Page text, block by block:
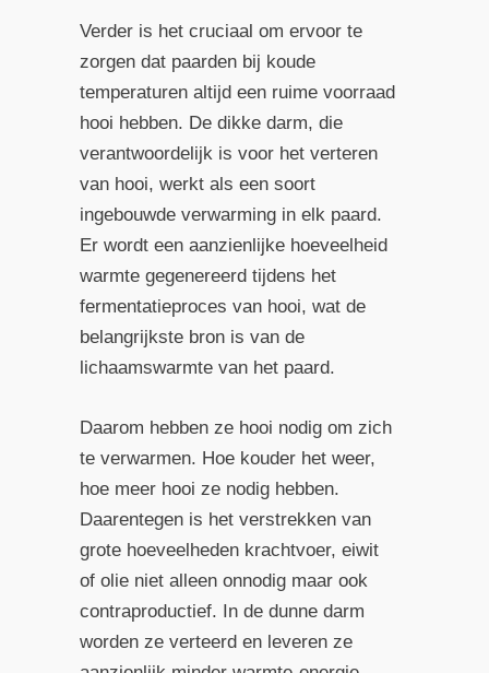
Verder is het cruciaal om ervoor te
zorgen dat paarden bij koude
temperaturen altijd een ruime voorraad
hooi hebben. De dikke darm, die
verantwoordelijk is voor het verteren
van hooi, werkt als een soort
ingebouwde verwarming in elk paard.
Er wordt een aanzienlijke hoeveelheid
warmte gegenereerd tijdens het
fermentatieproces van hooi, wat de
belangrijkste bron is van de
lichaamswarmte van het paard.
Daarom hebben ze hooi nodig om zich
te verwarmen. Hoe kouder het weer,
hoe meer hooi ze nodig hebben.
Daarentegen is het verstrekken van
grote hoeveelheden krachtvoer, eiwit
of olie niet alleen onnodig maar ook
contraproductief. In de dunne darm
worden ze verteerd en leveren ze